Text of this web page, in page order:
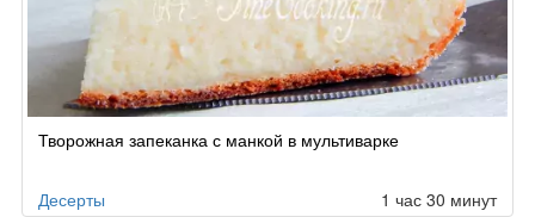
Творожная запеканка с манкой в мультиварке
Десерты 1 час 30 минут